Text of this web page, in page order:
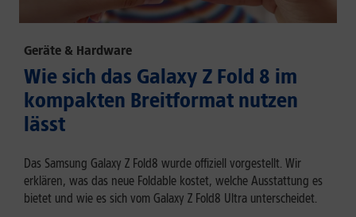
Geräte & Hardware
Wie sich das Galaxy Z Fold 8 im
kompakten Breitformat nutzen
lässt
Das Samsung Galaxy Z Fold8 wurde offiziell vorgestellt. Wir
erklären, was das neue Foldable kostet, welche Ausstattung es
bietet und wie es sich vom Galaxy Z Fold8 Ultra unterscheidet.